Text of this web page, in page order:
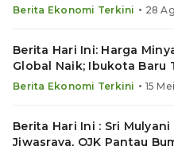
Berita Ekonomi Terkini • 28
Berita Hari Ini: Harga
Global Naik; Ibukota Baru
Berita Ekonomi Terkini • 15
Berita Hari Ini : Sri
Jiwasraya, OJK Pantau